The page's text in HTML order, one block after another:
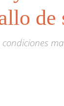
de